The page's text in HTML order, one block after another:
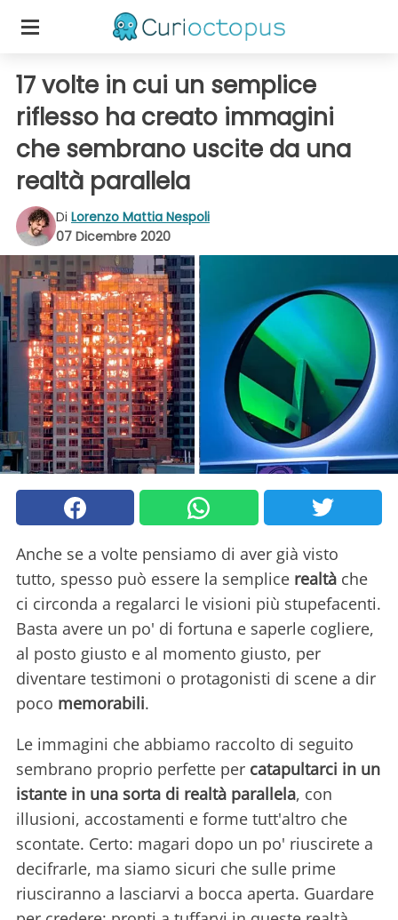
17 volte in cui un semplice
riflesso ha creato immagini
che sembrano uscite da una
realtà parallela
Di Lorenzo Mattia Nespoli
07 Dicembre 2020
Anche se a volte pensiamo di aver già visto
tutto, spesso può essere la semplice realtà che
ci circonda a regalarci le visioni più stupefacenti.
Basta avere un po' di fortuna e saperle cogliere,
al posto giusto e al momento giusto, per
diventare testimoni o protagonisti di scene a dir
poco memorabili.
Le immagini che abbiamo raccolto di seguito
sembrano proprio perfette per catapultarci in un
istante in una sorta di realtà parallela, con
illusioni, accostamenti e forme tutt'altro che
scontate. Certo: magari dopo un po' riuscirete a
decifrarle, ma siamo sicuri che sulle prime
riusciranno a lasciarvi a bocca aperta. Guardare